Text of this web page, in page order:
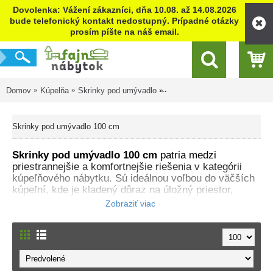
Dovolenka: Vážení zákazníci, dňa 10.08. až 14.08.2026
bude telefonický kontakt nedostupný. Prípadné otázky
prosím píšte na náš email.
Domov Kúpelňa Skrinky pod umývadlo Skrinky pod umývadlo 100 cm
Skrinky pod umývadlo 100 cm
Skrinky pod umývadlo 100 cm patria medzi
priestrannejšie a komfortnejšie riešenia v kategórii
kúpeľňového nábytku. Sú ideálnou voľbou do väčších
kúpeľní, kde je kladený dôraz na úložný priestor,
prehľadnosť a reprezentatívny vzhľad. Tieto
každodenné potreby celej rodiny a často tvoria
centrálny prvok kúpeľne.
V ponuke nájdete rôzne dispozičné riešenia –
moderné zásuvkové skrinky s tichým zatváraním,